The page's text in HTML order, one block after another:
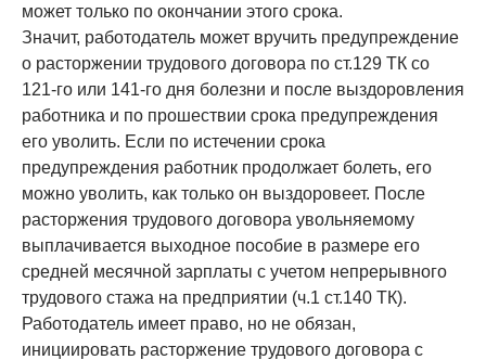
может только по окончании этого срока.
Значит, работодатель может вручить предупреждение
о расторжении трудового договора по ст.129 ТК со
121-го или 141-го дня болезни и после выздоровления
работника и по прошествии срока предупреждения
его уволить. Если по истечении срока
предупреждения работник продолжает болеть, его
можно уволить, как только он выздоровеет. После
расторжения трудового договора увольняемому
выплачивается выходное пособие в размере его
средней месячной зарплаты с учетом непрерывного
трудового стажа на предприятии (ч.1 ст.140 ТК).
Работодатель имеет право, но не обязан,
инициировать расторжение трудового договора с